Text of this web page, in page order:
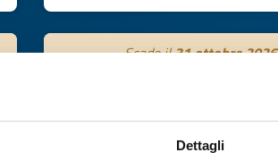
Dettagli
Scade il31 ottobre 2026